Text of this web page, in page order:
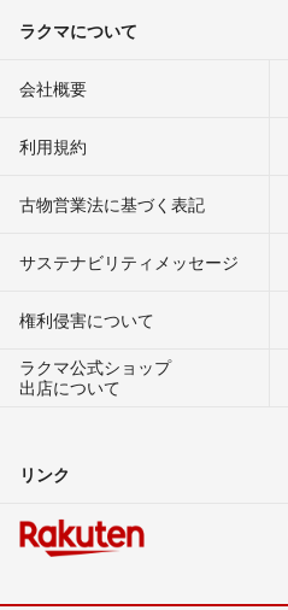
ラクマについて
会社概要
利用規約
古物営業法に基づく表記
サステナビリティメッセージ
権利侵害について
ラクマ公式ショップ
出店について
リンク